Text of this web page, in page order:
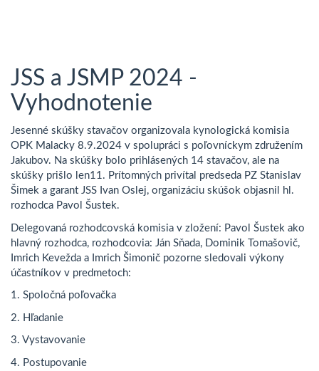
JSS a JSMP 2024 -
Vyhodnotenie
Jesenné skúšky stavačov organizovala kynologická komisia
OPK Malacky 8.9.2024 v spolupráci s poľovníckym združením
Jakubov. Na skúšky bolo prihlásených 14 stavačov, ale na
skúšky prišlo len11. Prítomných privítal predseda PZ Stanislav
Šimek a garant JSS Ivan Oslej, organizáciu skúšok objasnil hl.
rozhodca Pavol Šustek.
Delegovaná rozhodcovská komisia v zložení: Pavol Šustek ako
hlavný rozhodca, rozhodcovia: Ján Sňada, Dominik Tomašovič,
Imrich Kevežda a Imrich Šimonič pozorne sledovali výkony
účastníkov v predmetoch:
1. Spoločná poľovačka
2. Hľadanie
3. Vystavovanie
4. Postupovanie